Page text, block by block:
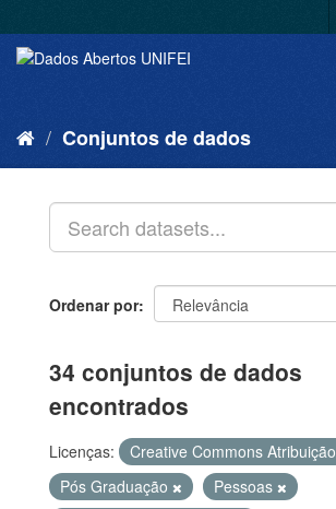
Conjuntos de dados
Ordenar por
34 conjuntos de dados
encontrados
Licenças: Creative Commons Atribuição
Pós Graduação
Pessoas